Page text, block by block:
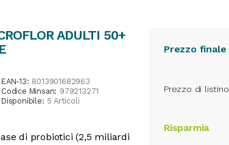
ADULTI 50+
EAN-13: 8013901682963
Codice Minsan: 979213271
Disponibile: 5 Articoli
di probiotici (2,5 miliardi
Prezzo finale
Prezzo di listino
Risparmia